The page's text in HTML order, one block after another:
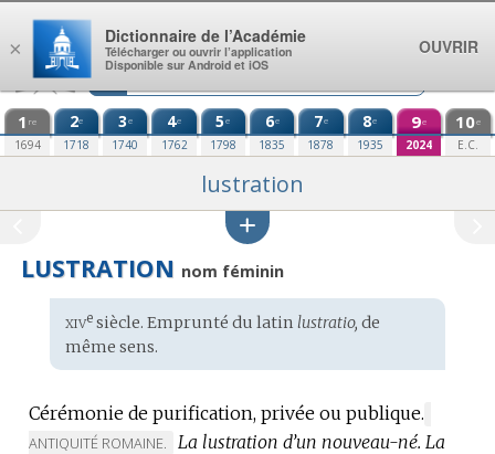
Aller au contenu
1 re
1694
2e
1718
3e
1740
4e
1762
5e
1798
6e
1835
7e
1878
8e
1935
9e
2024
10e
E.C.
lustration
LUSTRATION nom féminin
Étymologie
:
xivesiècle. Emprunté du latin lustratio, de
même sens.
Cérémonie de purification, privée ou publique.
DE
ANTIQUITÉ ROMAINE. La lustration d’un nouveau-né. La
×
Dictionnaire de l’Académie
Télécharger ou ouvrir l’application
Disponible sur Android et iOS
OUVRIR